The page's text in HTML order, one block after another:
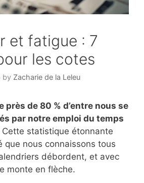
et fatigue : 7
les cotes
by Zacharie de la Leleu
près de 80 % d’entre nous se
par notre emploi du temps
Cette statistique étonnante
que nous connaissons tous
débordent, et avec
monte en flèche.